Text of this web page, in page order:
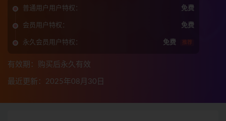
普通用户用户特权： 免费
会员用户特权： 免费
永久会员用户特权： 免费 推荐
有效期：购买后永久有效
最近更新：2025年08月30日